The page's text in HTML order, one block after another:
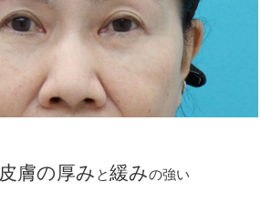
皮膚の厚み と緩みの強い